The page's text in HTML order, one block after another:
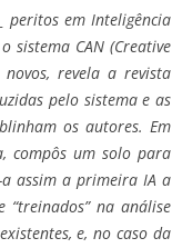
peritos em Inteligência
sistema CAN (Creative
revela a revista
pelo sistema e as
os autores. Em
compôs um solo para
assim a primeira IA a
“treinados” na análise
e, no caso da